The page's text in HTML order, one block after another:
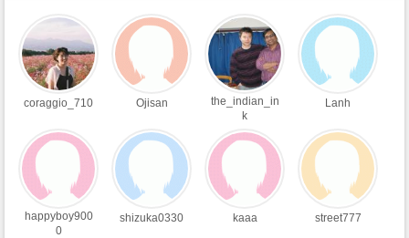
coraggio_710 Ojisan
the_indian_in
k
Lanh
happyboy900
0
shizuka0330 kaaa street777